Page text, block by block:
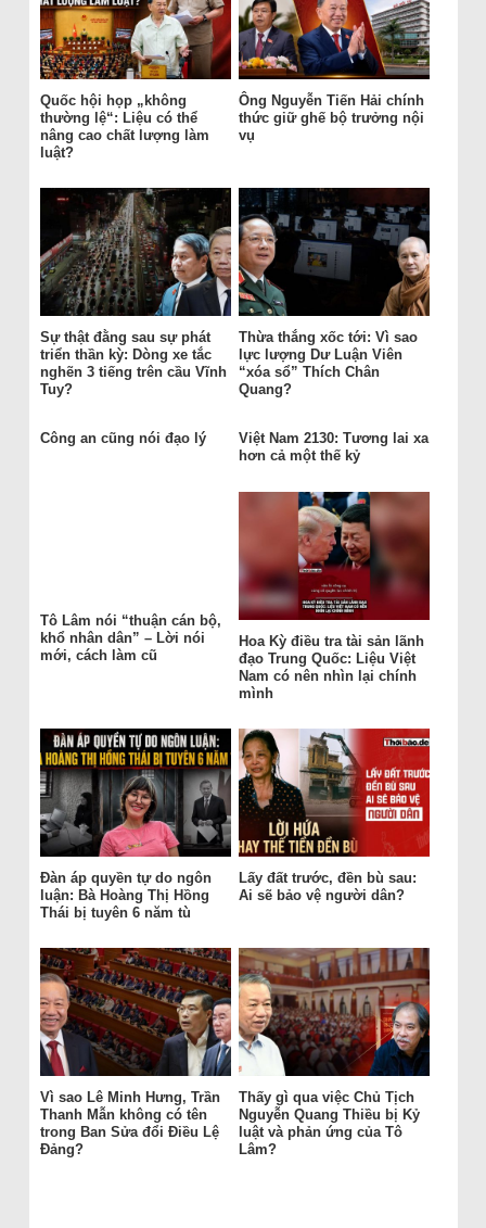
Quốc hội họp „không
thường lệ“: Liệu có thể
nâng cao chất lượng làm
luật?
Ông Nguyễn Tiến Hải chính
thức giữ ghế bộ trưởng nội
vụ
Sự thật đằng sau sự phát
triển thần kỳ: Dòng xe tắc
nghẽn 3 tiếng trên cầu Vĩnh
Tuy?
Thừa thắng xốc tới: Vì sao
lực lượng Dư Luận Viên
“xóa sổ” Thích Chân
Quang?
Công an cũng nói đạo lý
Việt Nam 2130: Tương lai xa
hơn cả một thế kỷ
Tô Lâm nói “thuận cán bộ,
khổ nhân dân” – Lời nói
mới, cách làm cũ
Hoa Kỳ điều tra tài sản lãnh
đạo Trung Quốc: Liệu Việt
Nam có nên nhìn lại chính
mình
Đàn áp quyền tự do ngôn
luận: Bà Hoàng Thị Hồng
Thái bị tuyên 6 năm tù
Lấy đất trước, đền bù sau:
Ai sẽ bảo vệ người dân?
Vì sao Lê Minh Hưng, Trần
Thanh Mẫn không có tên
trong Ban Sửa đổi Điều Lệ
Đảng?
Thấy gì qua việc Chủ Tịch
Nguyễn Quang Thiều bị Kỷ
luật và phản ứng của Tô
Lâm?